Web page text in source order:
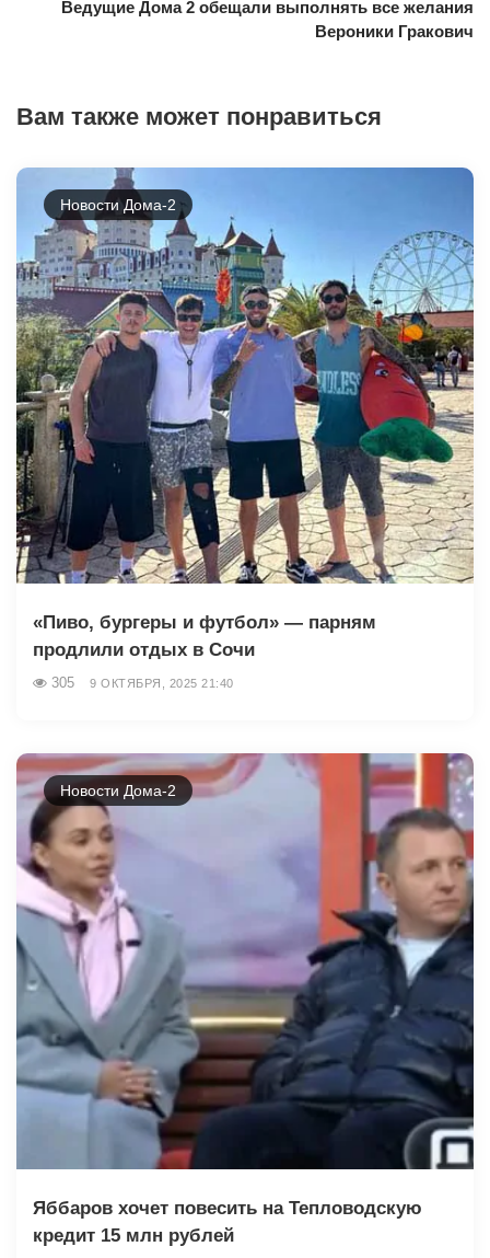
Ведущие Дома 2 обещали выполнять все желания
Вероники Гракович
Вам также может понравиться
Новости Дома-2
«Пиво, бургеры и футбол» — парням
продлили отдых в Сочи
305 9 ОКТЯБРЯ, 2025 21:40
Новости Дома-2
Яббаров хочет повесить на Тепловодскую
кредит 15 млн рублей